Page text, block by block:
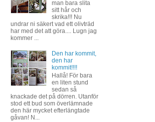
man bara slita
sitt hår och
skrika!!! Nu
undrar ni säkert vad ett olivträd
har med det att göra.... Lugn jag
kommer ...
Den har kommit,
den har
kommit!!!!
Hallå! För bara
en liten stund
sedan så
knackade det på dörren. Utanför
stod ett bud som överlämnade
den här mycket efterlängtade
gåvan! N...